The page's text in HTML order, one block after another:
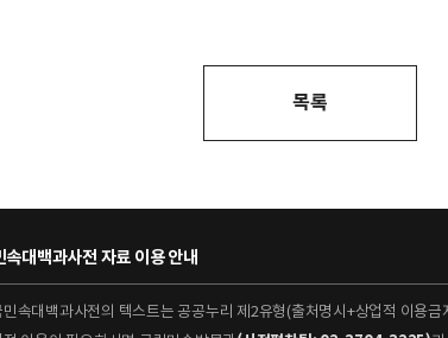
목록
속대백과사전 자료 이용 안내
속대백과사전의 텍스트는 공공누리 제2유형(출처명시+상업적 이용금